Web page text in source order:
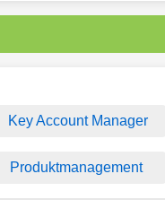
Key Account Manager
Produktmanagement